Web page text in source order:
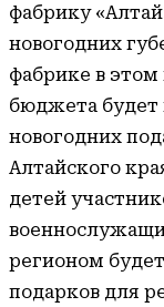
фабрику
новогодних
фабрике в этом
бюджета будет
новогодних
Алтайского
детей
регионом
подарков для